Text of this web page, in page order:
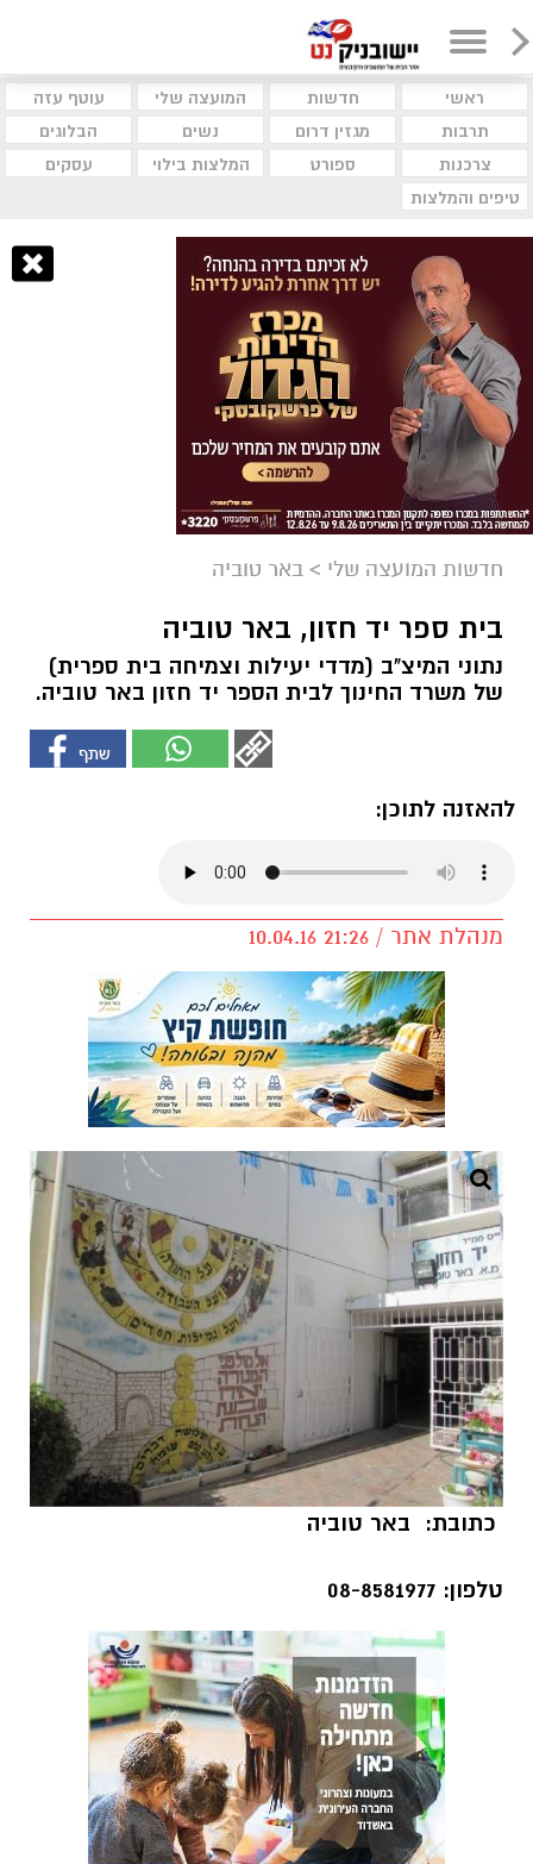
ראשי חדשות המועצה שלי
עוטף עזה
תרבות
מגזין דרום נשים
הבלוגים
צרכנות
ספורט המלצות בילוי
עסקים
טיפים והמלצות
חדשות המועצה שלי > באר טוביה
בית ספר יד חזון, באר טוביה
נתוני המיצ"ב (מדדי יעילות וצמיחה בית ספרית)
של משרד החינוך לבית הספר יד חזון באר טוביה.
להאזנה לתוכן:
מנהלת אתר / 21:26 10.04.16
כתובת: באר טוביה
טלפון: 08-8581977